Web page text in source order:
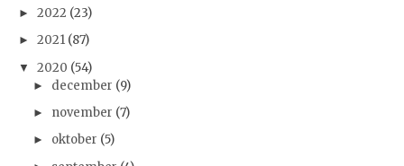
► 2022 (23)
► 2021 (87)
▼ 2020 (54)
► december (9)
► november (7)
► oktober (5)